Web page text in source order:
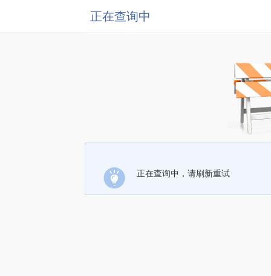
正在查询中
正在查询中，请刷新重试